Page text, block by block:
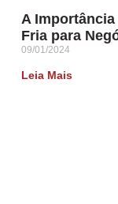
A
Fria para
09/01/2024
Leia Mais